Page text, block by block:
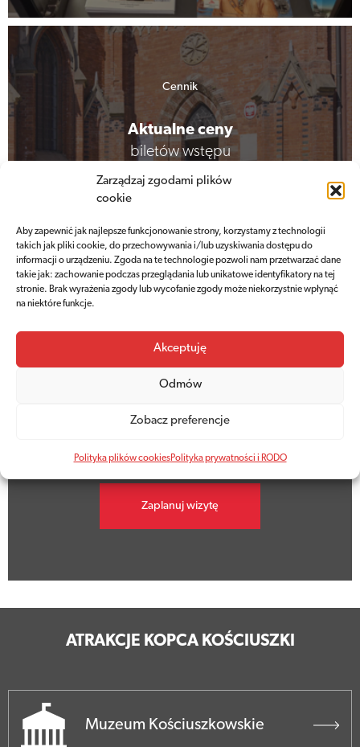
Zarządzaj zgodami plików
cookie
Aby zapewnić jak najlepsze funkcjonowanie strony, korzystamy z technologii
takich jak pliki cookie, do przechowywania i/lub uzyskiwania dostępu do
informacji o urządzeniu. Zgoda na te technologie pozwoli nam przetwarzać dane
takie jak: zachowanie podczas przeglądania lub unikatowe identyfikatory na tej
stronie. Brak wyrażenia zgody lub wycofanie zgody może niekorzystnie wpłynąć
na niektóre funkcje.
Akceptuję
Odmów
Zobacz preferencje
Polityka plików cookiesPolityka prywatności i RODO
Cennik
Aktualne ceny
biletów wstępu
Sprawdź cennik
Godziny otwarcia
Kopiec jest dziś otwarty w godzinach
Zaplanuj wizytę
ATRAKCJE KOPCA KOŚCIUSZKI
Muzeum Kościuszkowskie